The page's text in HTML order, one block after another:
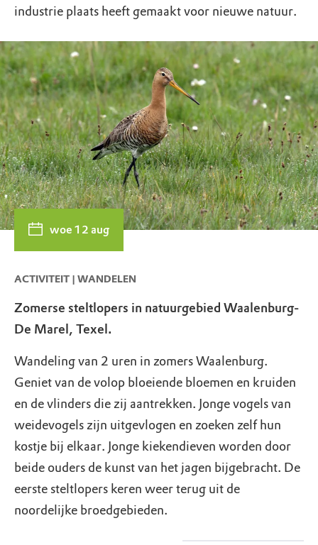
industrie plaats heeft gemaakt voor nieuwe natuur.
woe 12 aug
ACTIVITEIT | WANDELEN
Zomerse steltlopers in natuurgebied Waalenburg-
De Marel, Texel.
Wandeling van 2 uren in zomers Waalenburg.
Geniet van de volop bloeiende bloemen en kruiden
en de vlinders die zij aantrekken. Jonge vogels van
weidevogels zijn uitgevlogen en zoeken zelf hun
kostje bij elkaar. Jonge kiekendieven worden door
beide ouders de kunst van het jagen bijgebracht. De
eerste steltlopers keren weer terug uit de
noordelijke broedgebieden.